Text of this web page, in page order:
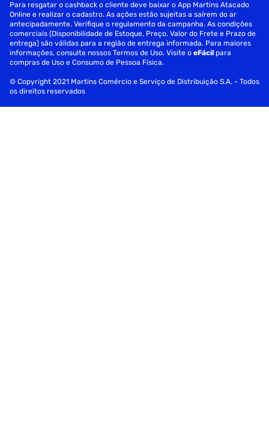
Para resgatar o cashback o cliente deve baixar o App Martins Atacado
Online e realizar o cadastro. As ações estão sujeitas a saírem do ar
antecipadamente. Verifique o regulamento da campanha. As condições
comerciais (Disponibilidade de Estoque, Preço, Valor do Frete e Prazo de
entrega) são válidas para a região de entrega informada. Para maiores
informações, consulte nossos Termos de Uso. Visite oeFácil para
compras de Uso e Consumo de Pessoa Física.
© Copyright 2021 Martins Comércio e Serviço de Distribuição S.A. - Todos
os direitos reservados